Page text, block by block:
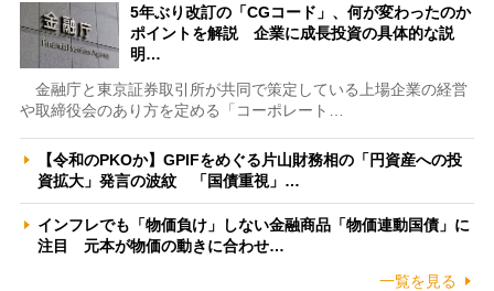
5年ぶり改訂の「CGコード」、何が変わったのか
ポイントを解説 企業に成長投資の具体的な説
明…
金融庁と東京証券取引所が共同で策定している上場企業の経営
や取締役会のあり方を定める「コーポレート…
【令和のPKOか】GPIFをめぐる片山財務相の「円資産への投
資拡大」発言の波紋 「国債重視」…
インフレでも「物価負け」しない金融商品「物価連動国債」に
注目 元本が物価の動きに合わせ…
一覧を見る